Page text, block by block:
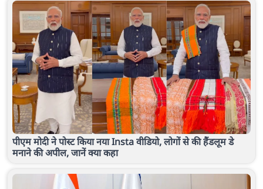
पीएम मोदी ने पोस्ट किया नया Insta वीडियो, लोगों से की हैंडलूम डे
मनाने की अपील, जानें क्या कहा